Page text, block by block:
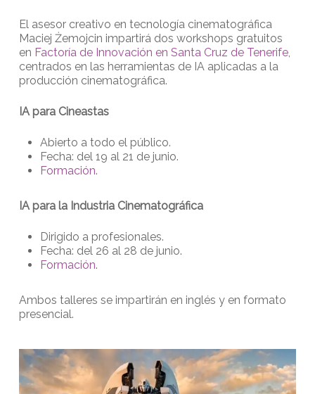
El asesor creativo en tecnología cinematográfica
Maciej Żemojcin impartirá dos workshops gratuitos
en Factoría de Innovación en Santa Cruz de Tenerife,
centrados en las herramientas de IA aplicadas a la
producción cinematográfica.
IA para Cineastas
Abierto a todo el público.
Fecha: del 19 al 21 de junio.
Formación.
IA para la Industria Cinematográfica
Dirigido a profesionales.
Fecha: del 26 al 28 de junio.
Formación.
Ambos talleres se impartirán en inglés y en formato
presencial.